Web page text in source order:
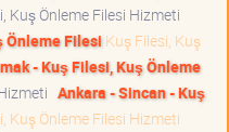
Kuş Önleme Filesi Hizmeti
Önleme Filesi Kuş Filesi, Kuş
- Kuş Filesi, Kuş Önleme
Ankara - Sincan - Kuş
Kuş Önleme Filesi Hizmeti